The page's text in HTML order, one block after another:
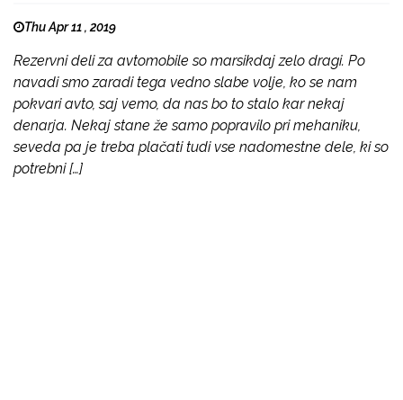
Thu Apr 11 , 2019
Rezervni deli za avtomobile so marsikdaj zelo dragi. Po
navadi smo zaradi tega vedno slabe volje, ko se nam
pokvari avto, saj vemo, da nas bo to stalo kar nekaj
denarja. Nekaj stane že samo popravilo pri mehaniku,
seveda pa je treba plačati tudi vse nadomestne dele, ki so
potrebni […]